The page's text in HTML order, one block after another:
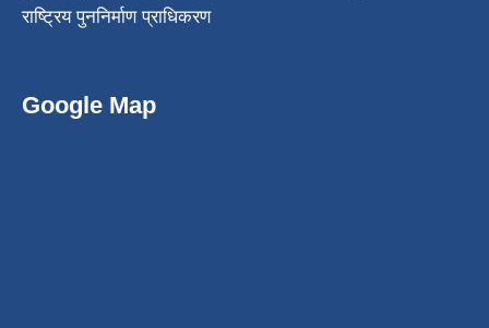
राष्ट्रिय पुननिर्माण प्राधिकरण
Google Map